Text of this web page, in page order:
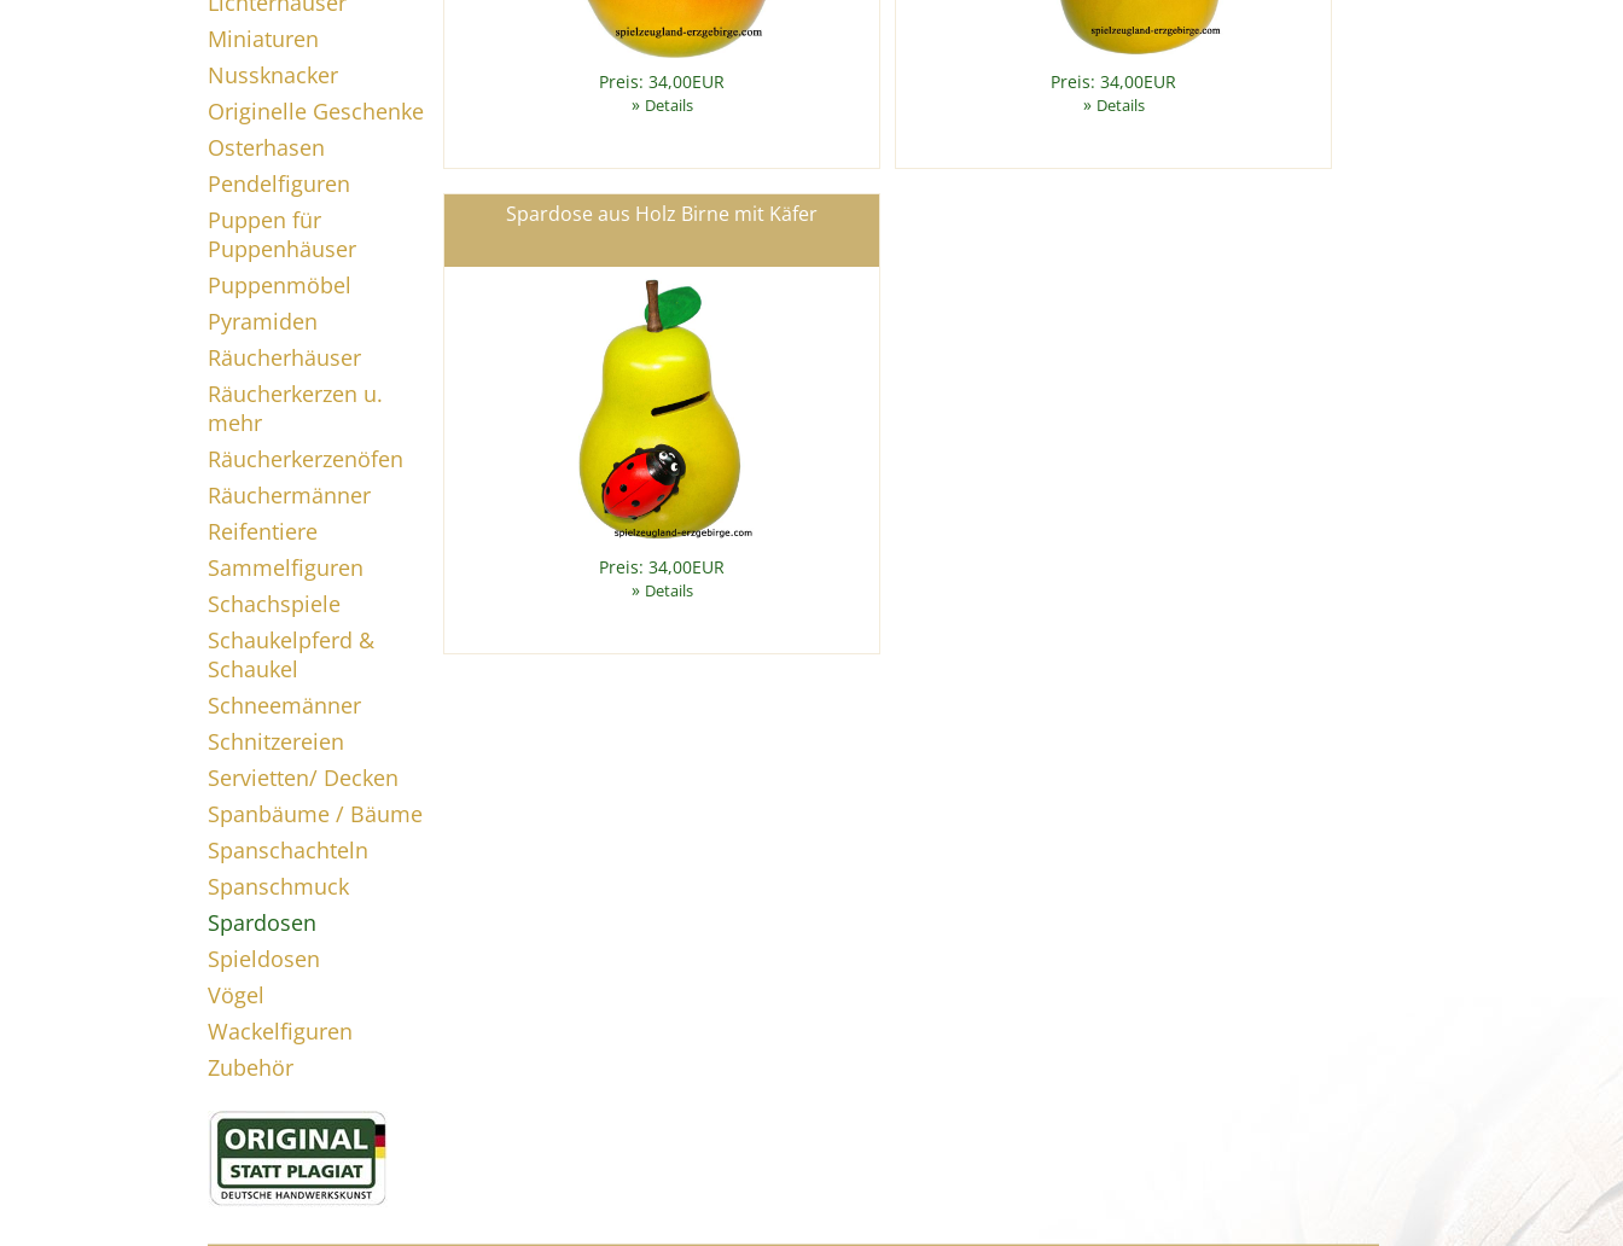
Miniaturen
Nussknacker
Originelle Geschenke
Osterhasen
Pendelfiguren
Puppen für
Puppenhäuser
Puppenmöbel
Pyramiden
Räucherhäuser
Räucherkerzen u.
mehr
Räucherkerzenöfen
Räuchermänner
Reifentiere
Sammelfiguren
Schachspiele
Schaukelpferd &
Schaukel
Schneemänner
Schnitzereien
Servietten/ Decken
Spanbäume / Bäume
Spanschachteln
Spanschmuck
Spardosen
Spieldosen
Vögel
Wackelfiguren
Zubehör
Preis: 34,00EUR
» Details
Preis: 34,00EUR
» Details
Spardose aus Holz Birne mit Käfer
Preis: 34,00EUR
» Details